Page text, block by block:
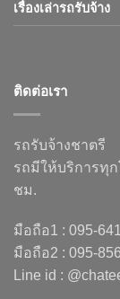
เรื่องเล่ารถรับจ้าง
ติดต่อเรา
รถรับจ้างชาตรี
รถมีให้บริการทุก
ชม.
มือถือ1 : 095-
มือถือ2 : 095-
Line id :